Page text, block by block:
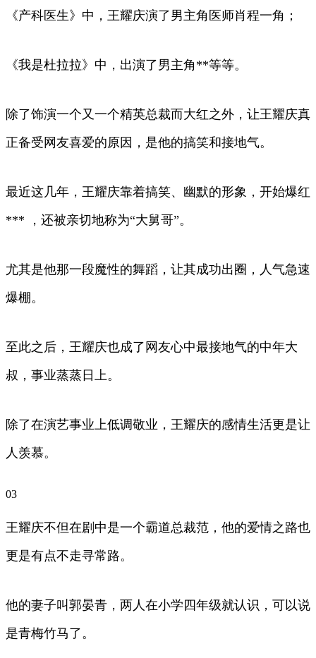
《产科医生》中，王耀庆演了男主角医师肖程一角；
《我是杜拉拉》中，出演了男主角**等等。
除了饰演一个又一个精英总裁而大红之外，让王耀庆真
正备受网友喜爱的原因，是他的搞笑和接地气。
最近这几年，王耀庆靠着搞笑、幽默的形象，开始爆红
*** ，还被亲切地称为“大舅哥”。
尤其是他那一段魔性的舞蹈，让其成功出圈，人气急速
爆棚。
至此之后，王耀庆也成了网友心中最接地气的中年大
叔，事业蒸蒸日上。
除了在演艺事业上低调敬业，王耀庆的感情生活更是让
人羡慕。
03
王耀庆不但在剧中是一个霸道总裁范，他的爱情之路也
更是有点不走寻常路。
他的妻子叫郭晏青，两人在小学四年级就认识，可以说
是青梅竹马了。